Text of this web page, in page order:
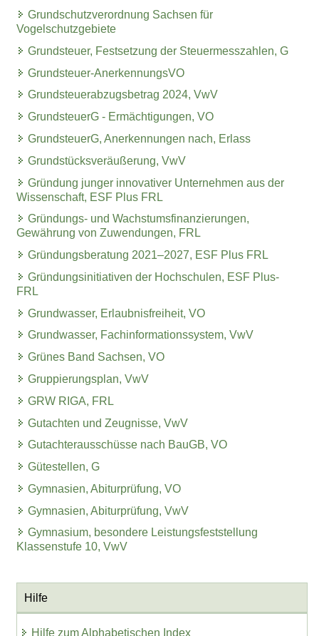
Grundschutzverordnung Sachsen für
Vogelschutzgebiete
Grundsteuer, Festsetzung der Steuermesszahlen, G
Grundsteuer-AnerkennungsVO
Grundsteuerabzugsbetrag 2024, VwV
GrundsteuerG - Ermächtigungen, VO
GrundsteuerG, Anerkennungen nach, Erlass
Grundstücksveräußerung, VwV
Gründung junger innovativer Unternehmen aus der
Wissenschaft, ESF Plus FRL
Gründungs- und Wachstumsfinanzierungen,
Gewährung von Zuwendungen, FRL
Gründungsberatung 2021–2027, ESF Plus FRL
Gründungsinitiativen der Hochschulen, ESF Plus-
FRL
Grundwasser, Erlaubnisfreiheit, VO
Grundwasser, Fachinformationssystem, VwV
Grünes Band Sachsen, VO
Gruppierungsplan, VwV
GRW RIGA, FRL
Gutachten und Zeugnisse, VwV
Gutachterausschüsse nach BauGB, VO
Gütestellen, G
Gymnasien, Abiturprüfung, VO
Gymnasien, Abiturprüfung, VwV
Gymnasium, besondere Leistungsfeststellung
Klassenstufe 10, VwV
Hilfe
Hilfe zum Alphabetischen Index